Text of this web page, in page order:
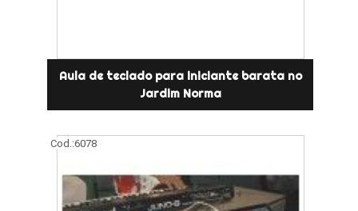
Aula de teclado para iniciante barata no
Jardim Norma
Cod.:6078